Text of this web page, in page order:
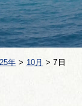
年 > 10月 >7日